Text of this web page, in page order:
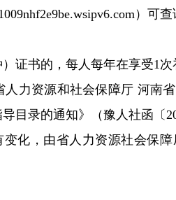
）可查
）证书的，每人每年在享受1
力资源和社会保障厅 河南
目录的通知》（豫人社函〔
化，由省人力资源社会保